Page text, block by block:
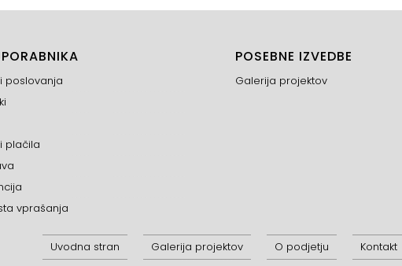
poslovanja
plačila
vprašanja
POSEBNE IZVEDBE
Galerija projektov
Uvodna stran Galerija projektov O podjetju Kontakt